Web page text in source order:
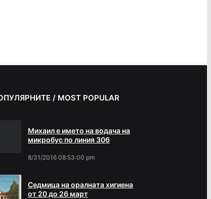
/ MOST POPULAR
Михаил е името на водача на
микробус по линия 306
8/31/2016 08:53:00 pm
Седмица на оралната хигиена
от 20 до 26 март